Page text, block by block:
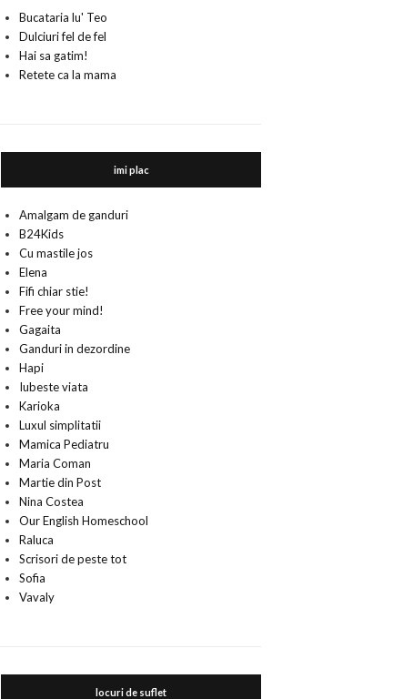
Bucataria lu' Teo
Dulciuri fel de fel
Hai sa gatim!
Retete ca la mama
imi plac
Amalgam de ganduri
B24Kids
Cu mastile jos
Elena
Fifi chiar stie!
Free your mind!
Gagaita
Ganduri in dezordine
Hapi
Iubeste viata
Karioka
Luxul simplitatii
Mamica Pediatru
Maria Coman
Martie din Post
Nina Costea
Our English Homeschool
Raluca
Scrisori de peste tot
Sofia
Vavaly
locuri de suflet